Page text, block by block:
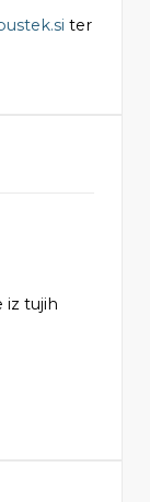
ter
iz tujih